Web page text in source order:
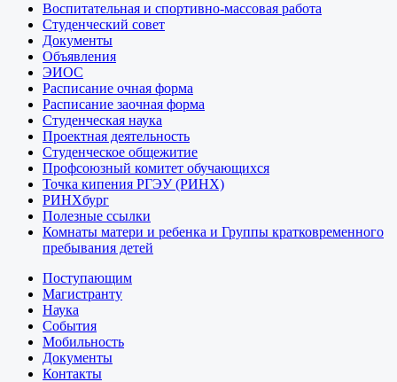
Воспитательная и спортивно-массовая работа
Студенческий совет
Документы
Объявления
ЭИОС
Расписание очная форма
Расписание заочная форма
Студенческая наука
Проектная деятельность
Студенческое общежитие
Профсоюзный комитет обучающихся
Точка кипения РГЭУ (РИНХ)
РИНХбург
Полезные ссылки
Комнаты матери и ребенка и Группы кратковременного
пребывания детей
Поступающим
Магистранту
Наука
События
Мобильность
Документы
Контакты